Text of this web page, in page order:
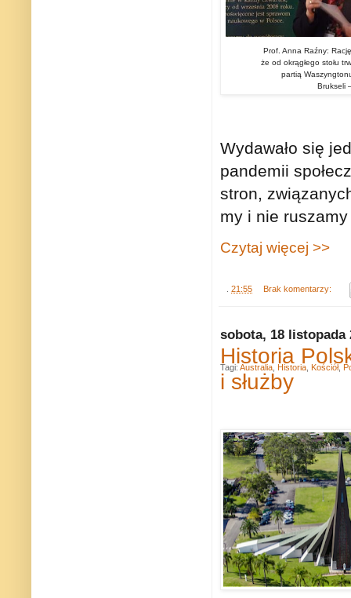
Prof. Anna Raźny:
że od okrągłego stołu
partią
Brukseli
Wydawało się
pandemii
stron,
my i nie
Czytaj więcej >>
21:55 Brak komentarzy:
sobota, 18 listopada
Historia
i służby
Tagi: Australia Historia Kościół,